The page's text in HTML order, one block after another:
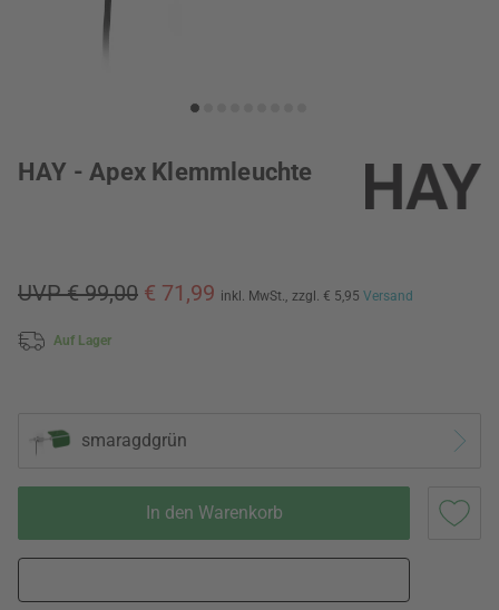
HAY - Apex Klemmleuchte
UVP € 99,00 € 71,99 inkl. MwSt., zzgl. € 5,95 Versand
Auf Lager
smaragdgrün
In den Warenkorb